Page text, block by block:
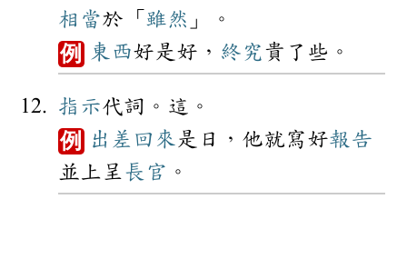
相當於「 雖然 」。
例 東西好是好， 終究 貴了些。
指示代詞。這。
例 出差 回來是日，他就寫好報告
並上呈 長官 。